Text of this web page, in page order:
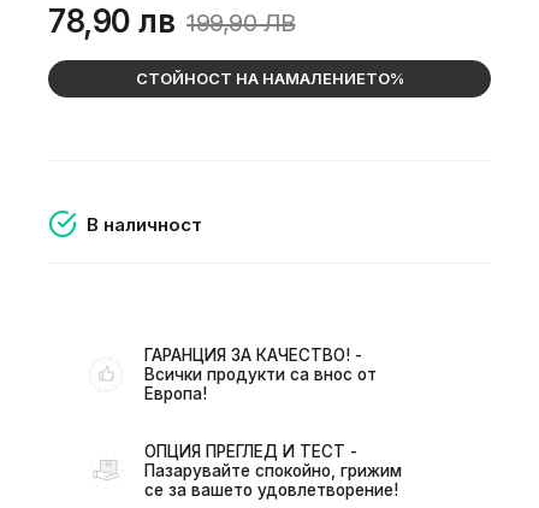
78,90 лв 199,90 ЛВ
СТОЙНОСТ НА НАМАЛЕНИЕТО%
В наличност
ГАРАНЦИЯ ЗА КАЧЕСТВО! -
Всички продукти са внос от
Европа!
ОПЦИЯ ПРЕГЛЕД И ТЕСТ -
Пазарувайте спокойно, грижим
се за вашето удовлетворение!